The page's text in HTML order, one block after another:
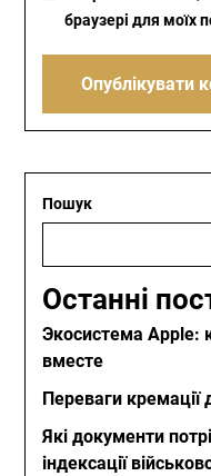
браузері для моїх
Пошук
Останні
Экосистема Apple:
вместе
Переваги кремації
Які документи
індексації